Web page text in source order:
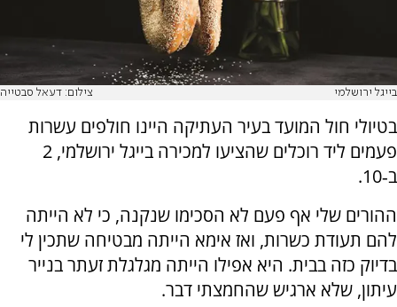
בייגל ירושלמי צילום: דעאל סבטייה
בטיולי חול המועד בעיר העתיקה היינו חולפים עשרות
פעמים ליד רוכלים שהציעו למכירה בייגל ירושלמי, 2
ב‑10.
ההורים שלי אף פעם לא הסכימו שנקנה, כי לא הייתה
להם תעודת כשרות, ואז אימא הייתה מבטיחה שתכין לי
בדיוק כזה בבית. היא אפילו הייתה מגלגלת זעתר בנייר
עיתון, שלא ארגיש שהחמצתי דבר.